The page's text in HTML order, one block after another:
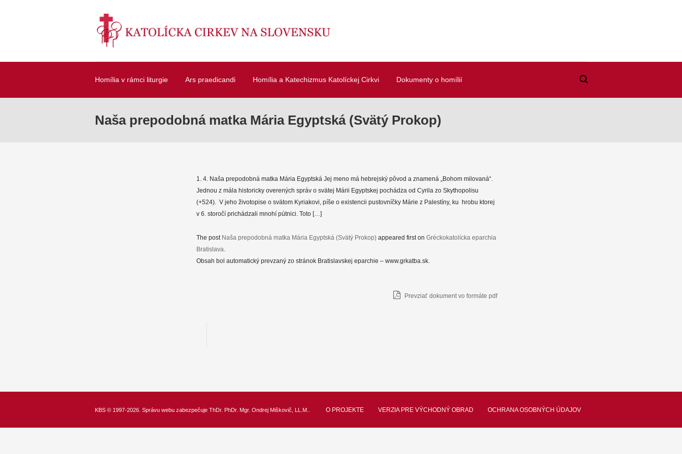
Homília v rámci liturgie Ars praedicandi Homília a Katechizmus Katolíckej Cirkvi Dokumenty o homílií
Naša prepodobná matka Mária Egyptská (Svätý Prokop)
1. 4. Naša prepodobná matka Mária Egyptská Jej meno má hebrejský pôvod a znamená „Bohom milovaná“.
Jednou z mála historicky overených správ o svätej Márii Egyptskej pochádza od Cyrila zo Skythopolisu
(+524). V jeho životopise o svätom Kyriakovi, píše o existencii pustovníčky Márie z Palestíny, ku hrobu ktorej
v 6. storočí prichádzali mnohí pútnici. Toto […]
The post Naša prepodobná matka Mária Egyptská (Svätý Prokop) appeared first on Gréckokatolícka eparchia
Bratislava.
Obsah bol automatický prevzaný zo stránok Bratislavskej eparchie – www.grkatba.sk.
Prevziať dokument vo formáte pdf
KBS © 1997-2026. Správu webu zabezpečuje ThDr. PhDr. Mgr. Ondrej Miškovič, LL.M. O PROJEKTE VERZIA PRE VÝCHODNÝ OBRAD OCHRANA OSOBNÝCH ÚDAJOV